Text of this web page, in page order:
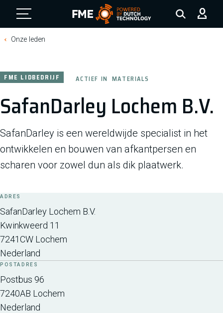
FME Logo, to the homepage
Onze leden
SafanDarley Lochem B.V.
FME LIDBEDRIJF ACTIEF IN MATERIALS
SafanDarley is een wereldwijde specialist in het
ontwikkelen en bouwen van afkantpersen en
scharen voor zowel dun als dik plaatwerk.
ADRES
SafanDarley Lochem B.V.
Kwinkweerd 11
7241CW Lochem
Nederland
POSTADRES
Postbus 96
7240AB Lochem
Nederland